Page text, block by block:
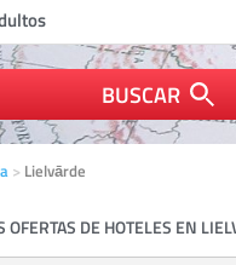
BUSCAR
Lielvārde
OFERTAS DE HOTELES EN